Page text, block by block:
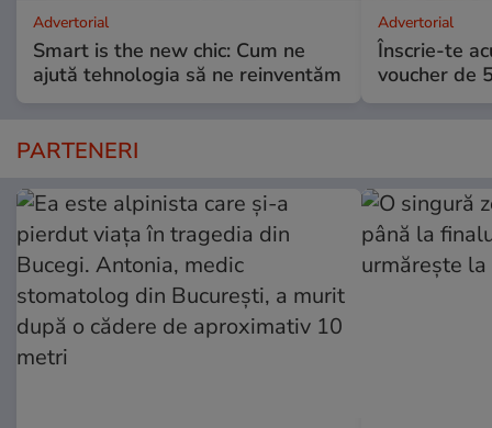
Advertorial
Smart is the new chic: Cum ne
ajută tehnologia să ne reinventăm
Advertorial
Înscrie-te
voucher de
PARTENERI